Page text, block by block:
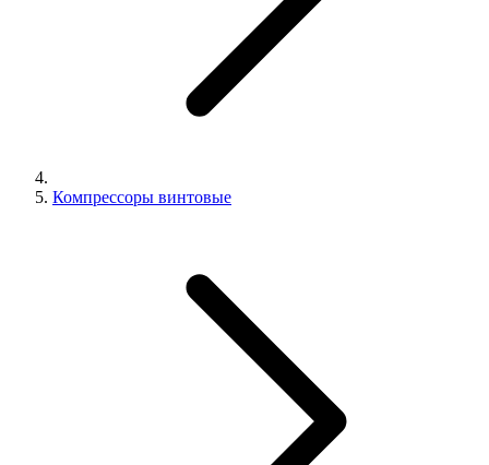
Компрессоры винтовые